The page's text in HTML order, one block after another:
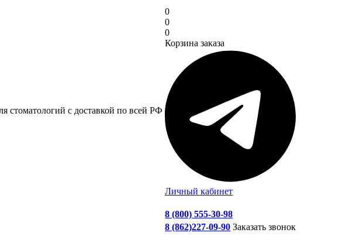
стоматологий с доставкой по всей РФ
0
0
0
Корзина заказа
Личный кабинет
8 (800) 555-30-98
8 (862)227-09-90 Заказать звонок